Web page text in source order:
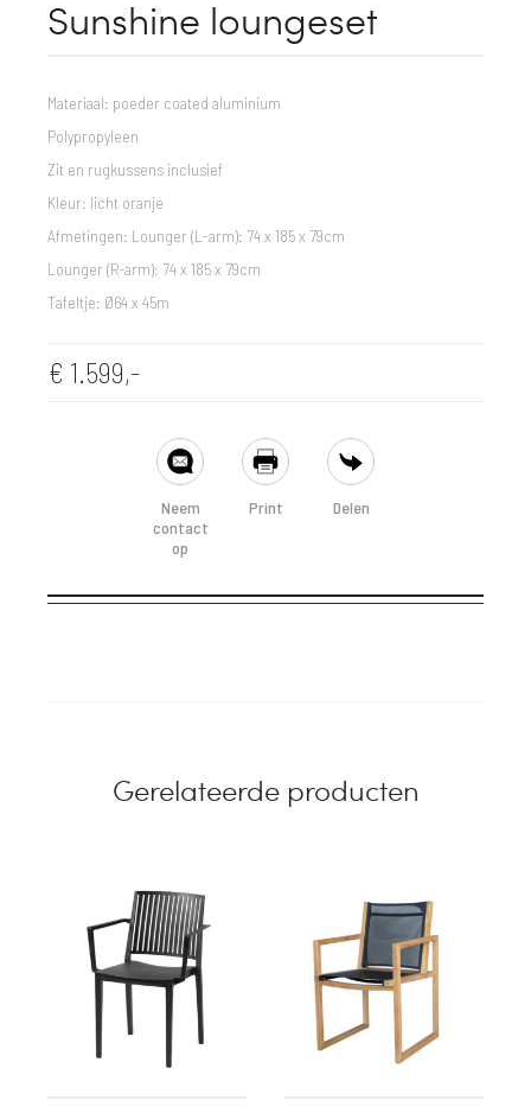
Sunshine loungeset
Materiaal: poeder coated aluminium
Polypropyleen
Zit en rugkussens inclusief
Kleur: licht oranje
Afmetingen: Lounger (L-arm): 74 x 185 x 79cm
Lounger (R-arm): 74 x 185 x 79cm
Tafeltje: Ø64 x 45m
€ 1.599,-
Neem
contact
op
Print Delen
Gerelateerde producten